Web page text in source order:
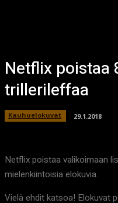
Netflix poistaa
trillerileffaa
Kauhuelokuvat 29.1.2018
Netflix poistaa valikoimaan
mielenkiintoisia elokuvia.
Vielä ehdit katsoa! Elokuvat